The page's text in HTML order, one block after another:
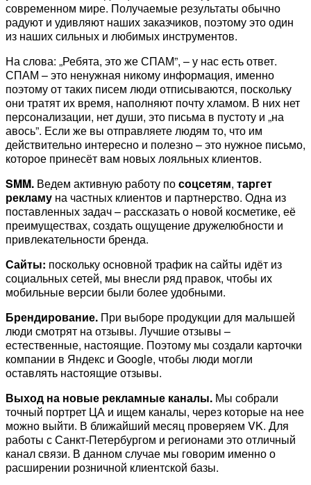
современном мире. Получаемые результаты обычно
радуют и удивляют наших заказчиков, поэтому это один
из наших сильных и любимых инструментов.
На слова: „Ребята, это же СПАМ”, – у нас есть ответ.
СПАМ – это ненужная никому информация, именно
поэтому от таких писем люди отписываются, поскольку
они тратят их время, наполняют почту хламом. В них нет
персонализации, нет души, это письма в пустоту и „на
авось”. Если же вы отправляете людям то, что им
действительно интересно и полезно – это нужное письмо,
которое принесёт вам новых лояльных клиентов.
SMM. Ведем активную работу посоцсетям, таргет
рекламу на частных клиентов и партнерство. Одна из
поставленных задач – рассказать о новой косметике, её
преимуществах, создать ощущение дружелюбности и
привлекательности бренда.
Сайты: поскольку основной трафик на сайты идёт из
социальных сетей, мы внесли ряд правок, чтобы их
мобильные версии были более удобными.
Брендирование. При выборе продукции для малышей
люди смотрят на отзывы. Лучшие отзывы –
естественные, настоящие. Поэтому мы создали карточки
компании в Яндекс и Google, чтобы люди могли
оставлять настоящие отзывы.
Выход на новые рекламные каналы. Мы собрали
точный портрет ЦА и ищем каналы, через которые на нее
можно выйти. В ближайший месяц проверяем VK. Для
работы с Санкт-Петербургом и регионами это отличный
канал связи. В данном случае мы говорим именно о
расширении розничной клиентской базы.